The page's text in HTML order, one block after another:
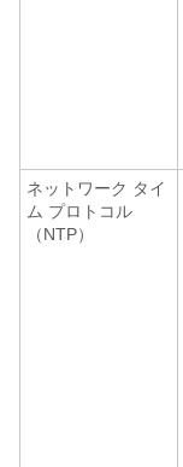
ネットワーク タイ
ム プロトコル
（NTP）